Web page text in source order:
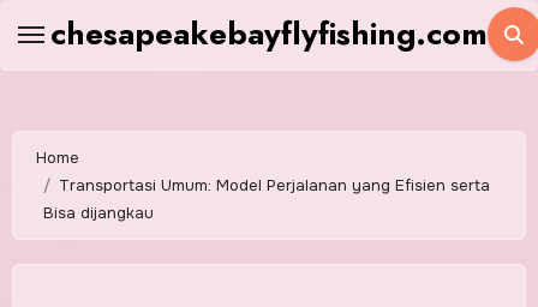
chesapeakebayflyfishing.com
Home
Transportasi Umum: Model Perjalanan yang Efisien serta
Bisa dijangkau